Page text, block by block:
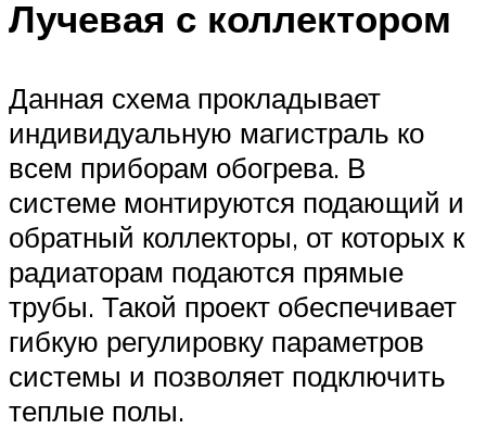
Лучевая с коллектором
Данная схема прокладывает
индивидуальную магистраль ко
всем приборам обогрева. В
системе монтируются подающий и
обратный коллекторы, от которых к
радиаторам подаются прямые
трубы. Такой проект обеспечивает
гибкую регулировку параметров
системы и позволяет подключить
теплые полы.